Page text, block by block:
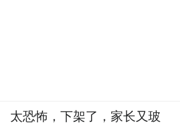
太恐怖，下架了，家长又玻